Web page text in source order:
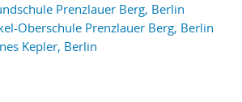
Prenzlauer Berg, Berlin
Oberschule Prenzlauer Berg, Berlin
Kepler, Berlin